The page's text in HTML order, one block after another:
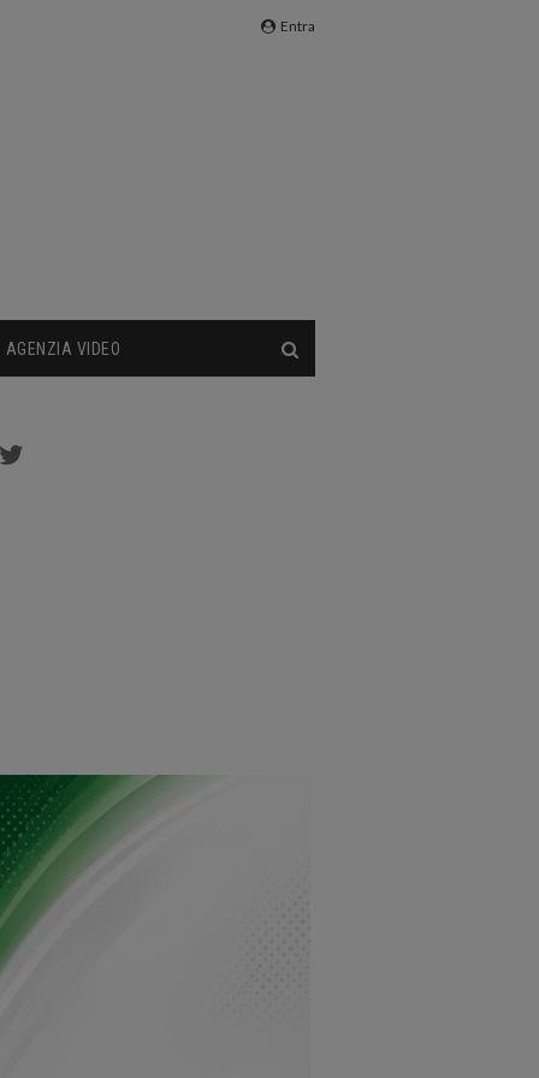
Entra
AGENZIA VIDEO